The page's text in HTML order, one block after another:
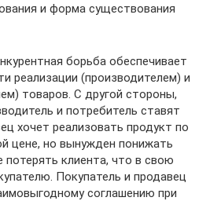
и форма существования
борьба обеспечивает
реализации (производителем) и
товаров. С другой стороны,
и потребитель ставят
хочет реализовать продукт по
цене, но вынужден понижать
клиента, что в свою
Покупатель и продавец
соглашению при